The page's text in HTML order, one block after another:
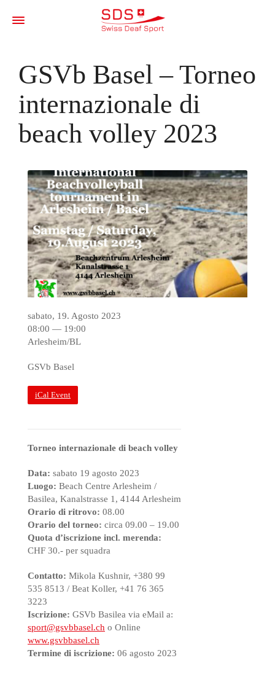
GSVb Basel – Torneo
internazionale di
beach volley 2023
Torneo internazionale di beach volley
Data: sabato 19 agosto 2023
Luogo: Beach Centre Arlesheim /
Basilea, Kanalstrasse 1, 4144 Arlesheim
Orario di ritrovo: 08.00
Orario del torneo: circa 09.00 – 19.00
Quota d’iscrizione incl. merenda:
CHF 30.- per squadra
Contatto: Mikola Kushnir, +380 99
535 8513 / Beat Koller, +41 76 365
3223
Iscrizione: GSVb Basilea via eMail a:
sport@gsvbbasel.ch o Online
www.gsvbbasel.ch
Termine di iscrizione: 06 agosto 2023
sabato, 19. Agosto 2023
08:00 — 19:00
Arlesheim/BL
GSVb Basel
iCal Event